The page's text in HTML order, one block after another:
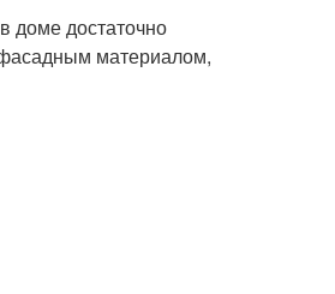
доме достаточно
материалом,